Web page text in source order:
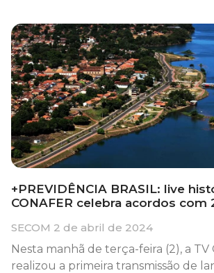
+PREVIDÊNCIA BRASIL: live
CONAFER celebra acordos com
SECOM 2 de abril de 2024
Nesta manhã de terça-feira (2), a TV
realizou a primeira transmissão de